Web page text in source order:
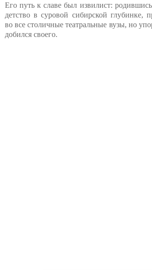
Его путь к славе был извилист:
детство в суровой сибирской глубинке,
во все столичные театральные вузы, но
добился своего.